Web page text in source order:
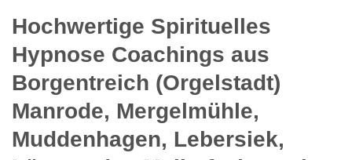
Hochwertige Spirituelles
Hypnose Coachings aus
Borgentreich (Orgelstadt)
Manrode, Mergelmühle,
Muddenhagen, Lebersiek,